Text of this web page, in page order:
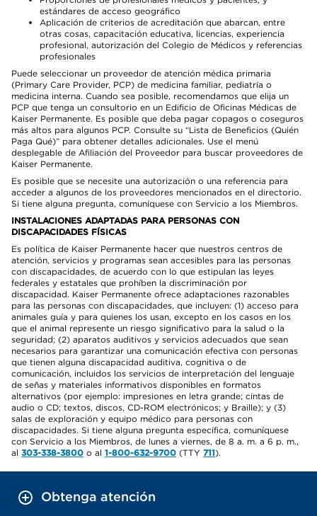
estándares de acceso geográfico
Aplicación de criterios de acreditación que abarcan, entre
otras cosas, capacitación educativa, licencias, experiencia
profesional, autorización del Colegio de Médicos y referencias
profesionales
Puede seleccionar un proveedor de atención médica primaria
(Primary Care Provider, PCP) de medicina familiar, pediatría o
medicina interna. Cuando sea posible, recomendamos que elija un
PCP que tenga un consultorio en un Edificio de Oficinas Médicas de
Kaiser Permanente. Es posible que deba pagar copagos o coseguros
más altos para algunos PCP. Consulte su “Lista de Beneficios (Quién
Paga Qué)” para obtener detalles adicionales. Use el menú
desplegable de Afiliación del Proveedor para buscar proveedores de
Kaiser Permanente.
Es posible que se necesite una autorización o una referencia para
acceder a algunos de los proveedores mencionados en el directorio.
Si tiene alguna pregunta, comuníquese con Servicio a los Miembros.
INSTALACIONES ADAPTADAS PARA PERSONAS CON
DISCAPACIDADES FÍSICAS
Es política de Kaiser Permanente hacer que nuestros centros de
atención, servicios y programas sean accesibles para las personas
con discapacidades, de acuerdo con lo que estipulan las leyes
federales y estatales que prohíben la discriminación por
discapacidad. Kaiser Permanente ofrece adaptaciones razonables
para las personas con discapacidades, que incluyen: (1) acceso para
animales guía y para quienes los usan, excepto en los casos en los
que el animal represente un riesgo significativo para la salud o la
seguridad; (2) aparatos auditivos y servicios adecuados que sean
necesarios para garantizar una comunicación efectiva con personas
que tienen alguna discapacidad auditiva, cognitiva o de
comunicación, incluidos los servicios de interpretación del lenguaje
de señas y materiales informativos disponibles en formatos
alternativos (por ejemplo: impresiones en letra grande; cintas de
audio o CD; textos, discos, CD-ROM electrónicos; y Braille); y (3)
salas de exploración y equipo médico para personas con
discapacidades. Si tiene alguna pregunta específica, comuníquese
con Servicio a los Miembros, de lunes a viernes, de 8 a. m. a 6 p. m.,
al 303-338-3800 o al 1-800-632-9700 (TTY 711).
Obtenga atención